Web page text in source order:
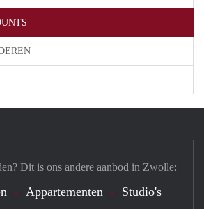
Dit is ons andere aanbod in Zwolle:
Appartementen Studio's